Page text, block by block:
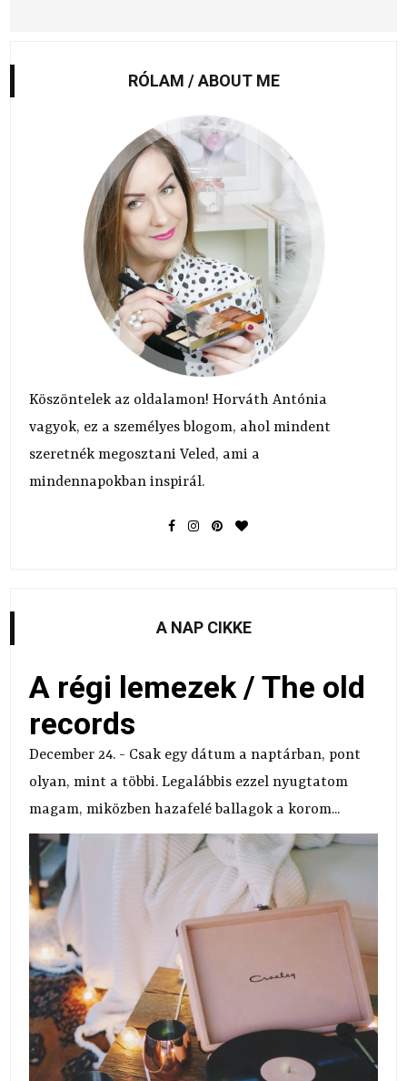
RÓLAM / ABOUT ME
Köszöntelek az oldalamon! Horváth Antónia
vagyok, ez a személyes blogom, ahol mindent
szeretnék megosztani Veled, ami a
mindennapokban inspirál.
A NAP CIKKE
A régi lemezek / The old
records
December 24. - Csak egy dátum a naptárban, pont
olyan, mint a többi. Legalábbis ezzel nyugtatom
magam, miközben hazafelé ballagok a korom...